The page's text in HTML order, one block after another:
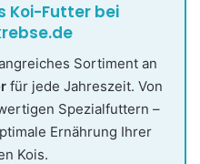
Koi-Futter bei
Sortiment an
für jede Jahreszeit. Von
Spezialfuttern –
Ernährung Ihrer
Kois.